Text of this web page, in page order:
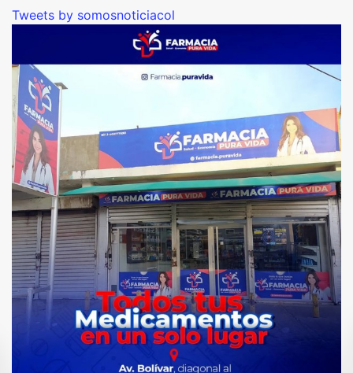
Tweets by somosnoticiacol